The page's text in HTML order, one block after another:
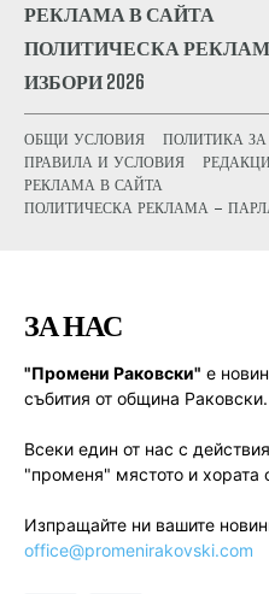
РЕКЛАМА В САЙТА
ПОЛИТИЧЕСКА
ИЗБОРИ 2026
ОБЩИ УСЛОВИЯ
ПОЛИТИКА
ПРАВИЛА И УСЛОВИЯ
РЕКЛАМА В САЙТА
ПОЛИТИЧЕСКА РЕКЛАМА –
ЗА НАС
"Промени Раковски" е
събития от община Раковски.
Всеки един от нас с
"променя" мястото и хората
Изпращайте ни вашите
office@promenirakovski.com